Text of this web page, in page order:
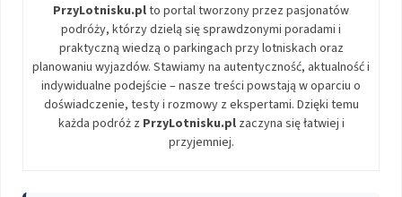
PrzyLotnisku.plto portal tworzony przez pasjonatów
podróży, którzy dzielą się sprawdzonymi poradami i
praktyczną wiedzą o parkingach przy lotniskach oraz
planowaniu wyjazdów. Stawiamy na autentyczność, aktualność i
indywidualne podejście – nasze treści powstają w oparciu o
doświadczenie, testy i rozmowy z ekspertami. Dzięki temu
każda podróż z PrzyLotnisku.plzaczyna się łatwiej i
przyjemniej.